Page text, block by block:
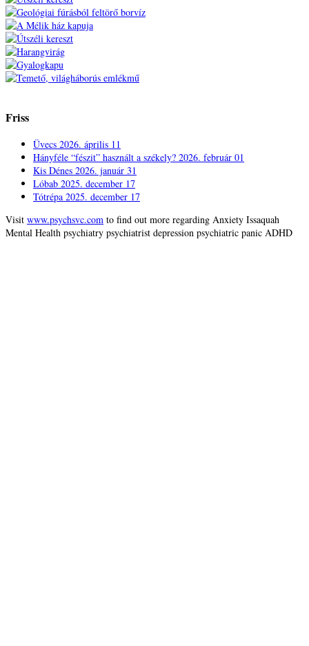
Friss
Üvecs 2026. április 11
Hányféle “fészit” használt a székely? 2026. február 01
Kis Dénes 2026. január 31
Lóbab 2025. december 17
Tótrépa 2025. december 17
Visit www.psychsvc.com to find out more regarding Anxiety Issaquah
Mental Health psychiatry psychiatrist depression psychiatric panic ADHD